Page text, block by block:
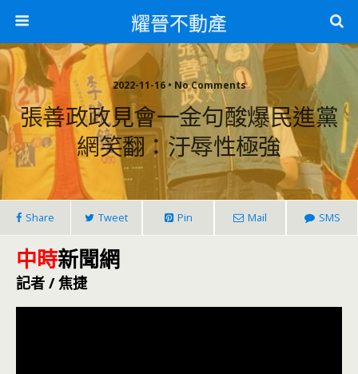
耀晉不動產
2022-11-16 • No Comments
張善政政見會一金句酸爆民進黨
網笑翻：汙辱性極強
Share Tweet Pin Mail SMS
中時新聞網
記者 / 焦捷